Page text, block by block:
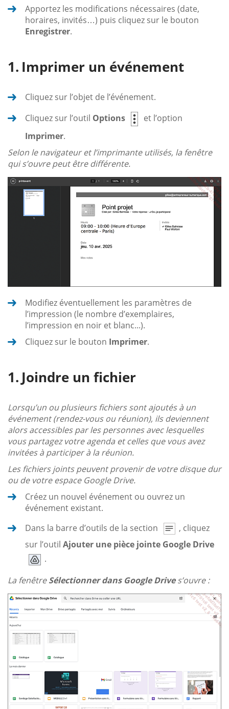
Apportez les modifications nécessaires (date,
horaires, invités…) puis cliquez sur le bouton
Enregistrer.
Imprimer un événement
Cliquez sur l’objet de l’événement.
Cliquez sur l’outil Options
et l’option
Imprimer.
Selon le navigateur et l’imprimante utilisés, la fenêtre
qui s’ouvre peut être différente.
Modifiez éventuellement les paramètres de
l’impression (le nombre d’exemplaires,
l’impression en noir et blanc...).
Cliquez sur le bouton Imprimer.
Joindre un fichier
Lorsqu’un ou plusieurs fichiers sont ajoutés à un
événement (rendez-vous ou réunion), ils deviennent
alors accessibles par les personnes avec lesquelles
vous partagez votre agenda et celles que vous avez
invitées à participer à la réunion.
Les fichiers joints peuvent provenir de votre disque dur
ou de votre espace Google Drive.
Créez un nouvel événement ou ouvrez un
événement existant.
Dans la barre d’outils de la section
, cliquez
sur l’outil Ajouter une pièce jointe Google Drive
.
La fenêtreSélectionner dans Google Drives’ouvre :